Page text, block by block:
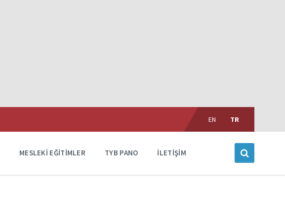
Choose
language:
EN TR
MESLEKI EĞITIMLER TYB PANO İLETIŞIM